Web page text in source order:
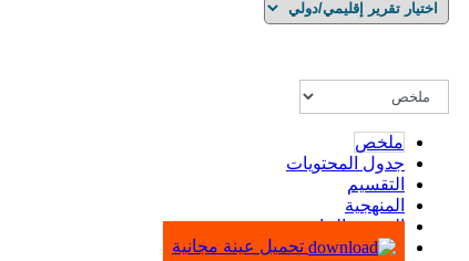
ملخص
جدول المحتويات
التقسيم
المنهجية
الرسوم البيانية
تحميل عينة مجانية